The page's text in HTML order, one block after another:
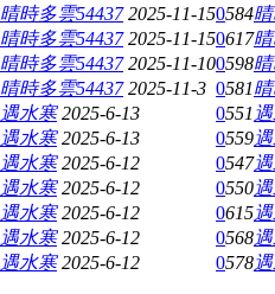
晴時多雲54437 2025-11-150584
晴時多雲54437 2025-11-150617
晴時多雲54437 2025-11-100598
晴時多雲54437 2025-11-3 0581
遇水寒 2025-6-13 0551
遇水寒 2025-6-13 0559
遇水寒 2025-6-12 0547
遇水寒 2025-6-12 0550
遇水寒 2025-6-12 0615
遇水寒 2025-6-12 0568
遇水寒 2025-6-12 0578